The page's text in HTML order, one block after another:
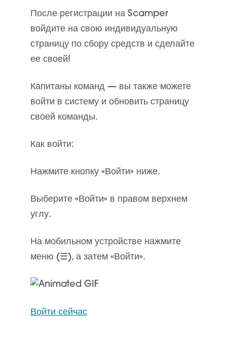
После регистрации на Scamper
войдите на свою индивидуальную
страницу по сбору средств и сделайте
ее своей!
Капитаны команд — вы также можете
войти в систему и обновить страницу
своей команды.
Как войти:
Нажмите кнопку «Войти» ниже.
Выберите «Войти» в правом верхнем
углу.
На мобильном устройстве нажмите
меню (☰), а затем «Войти».
Войти сейчас